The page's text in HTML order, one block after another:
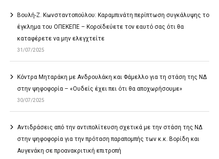
Βουλή-Ζ. Κωνσταντοπούλου: Καραμπινάτη περίπτωση συγκάλυψης το
έγκλημα του ΟΠΕΚΕΠΕ – Κοροϊδεύετε τον εαυτό σας ότι θα
καταφέρετε να μην ελεγχτείτε
31/07/2025
Κόντρα Μηταράκη με Ανδρουλάκη και Φάμελλο για τη στάση της ΝΔ
στην ψηφοφορία – «Ουδείς έχει πει ότι θα αποχωρήσουμε»
30/07/2025
Αντιδράσεις από την αντιπολίτευση σχετικά με την στάση της ΝΔ
στην ψηφοφορία για την πρόταση παραπομπής των κ.κ. Βορίδη και
Αυγενάκη σε προανακριτική επιτροπή